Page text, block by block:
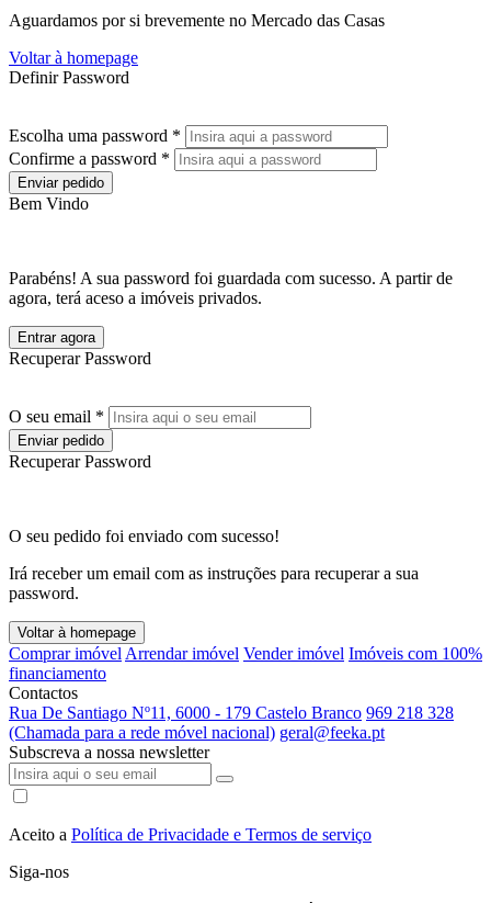
Aguardamos por si brevemente no Mercado das Casas
Voltar à homepage
Definir Password
Escolha uma password *
Confirme a password *
Enviar pedido
Bem Vindo
Parabéns! A sua password foi guardada com sucesso. A partir de
agora, terá aceso a imóveis privados.
Entrar agora
Recuperar Password
O seu email *
Enviar pedido
Recuperar Password
O seu pedido foi enviado com sucesso!
Irá receber um email com as instruções para recuperar a sua
password.
Voltar à homepage
Comprar imóvel Arrendar imóvel Vender imóvel Imóveis com 100%
financiamento
Contactos
Rua De Santiago Nº11, 6000 - 179 Castelo Branco 969 218 328
(Chamada para a rede móvel nacional) geral@feeka.pt
Subscreva a nossa newsletter
Aceito a Política de Privacidade e Termos de serviço
Siga-nos